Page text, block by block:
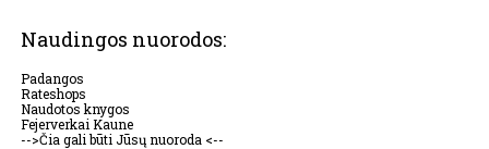
Naudingos nuorodos:
Padangos
Rateshops
Naudotos knygos
Fejerverkai Kaune
-->Čia gali būti Jūsų nuoroda <--